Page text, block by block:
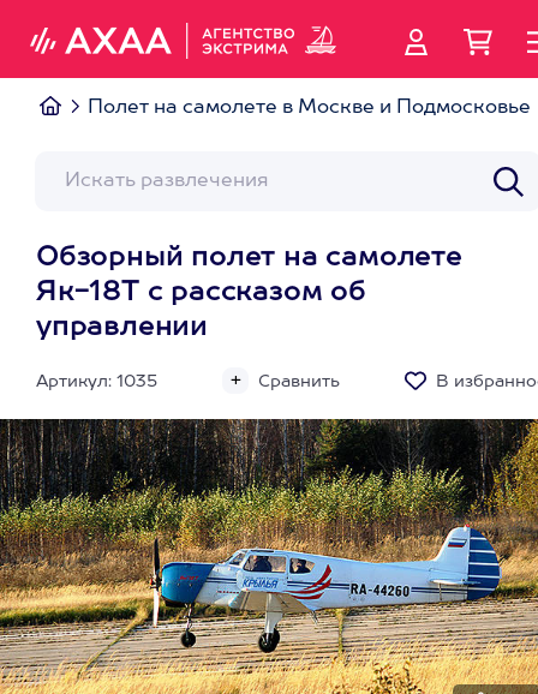
Полет на самолете в Москве и Подмосковье
Обзорный полет на самолете
Як-18Т с рассказом об
управлении
Артикул: 1035 Сравнить В